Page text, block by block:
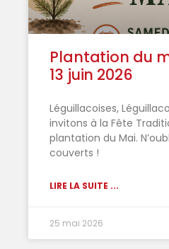
Plantation du
13 juin 2026
Léguillacoises,
invitons à la Fête
plantation du Mai.
couverts !
LIRE LA SUITE ...
25 mai 2026